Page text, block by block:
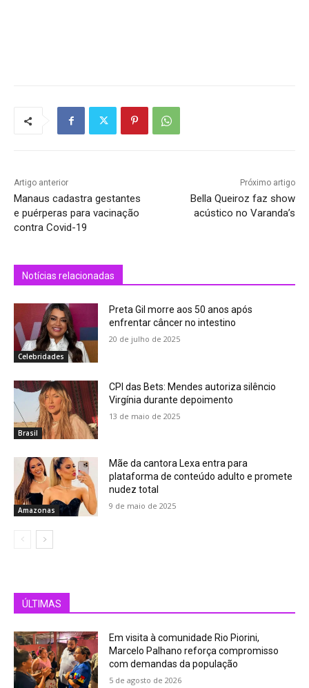
Artigo anterior
Manaus cadastra gestantes
e puérperas para vacinação
contra Covid-19
Próximo artigo
Bella Queiroz faz show
acústico no Varanda’s
Notícias relacionadas
Celebridades
Preta Gil morre aos 50 anos após
enfrentar câncer no intestino
20 de julho de 2025
Brasil
CPI das Bets: Mendes autoriza silêncio
Virgínia durante depoimento
13 de maio de 2025
Amazonas
Mãe da cantora Lexa entra para
plataforma de conteúdo adulto e promete
nudez total
9 de maio de 2025
ÚLTIMAS
Em visita à comunidade Rio Piorini,
Marcelo Palhano reforça compromisso
com demandas da população
5 de agosto de 2026